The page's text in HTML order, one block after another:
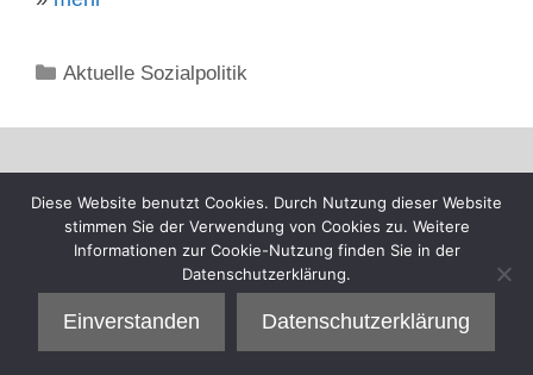
Kategorien
Aktuelle Sozialpolitik
Diese Website benutzt Cookies. Durch Nutzung dieser Website
stimmen Sie der Verwendung von Cookies zu. Weitere
Informationen zur Cookie-Nutzung finden Sie in der
Datenschutzerklärung.
Einverstanden Datenschutzerklärung